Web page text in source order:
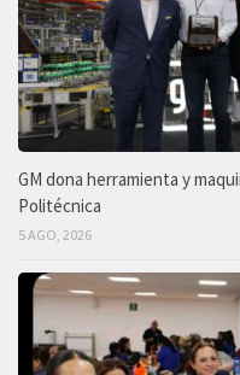
GM dona herramienta y
Politécnica
5 AGO, 2026